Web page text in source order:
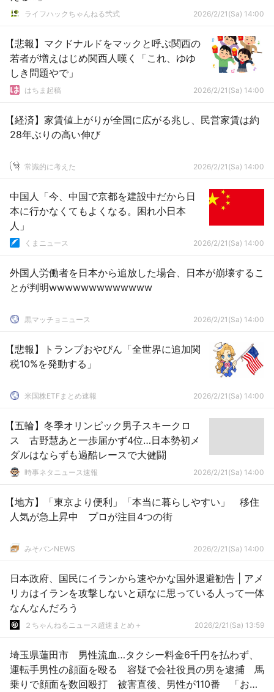
ライフハックちゃんねる弐式 2026/2/21(Sa) 14:00
【悲報】マクドナルドをマックと呼ぶ関西の
若者が増えはじめ関西人嘆く「これ、ゆゆ
しき問題やで」
はちま起稿 2026/2/21(Sa) 14:00
【経済】家賃値上がりが全国に広がる兆し、民営家賃は約
28年ぶりの高い伸び
常識的に考えた 2026/2/21(Sa) 14:00
中国人「今、中国で京都を建設中だから日
本に行かなくてもよくなる。困れ小日本
人」
くまニュース 2026/2/21(Sa) 14:00
外国人労働者を日本から追放した場合、日本が崩壊するこ
とが判明wwwwwwwwwwwww
黒マッチョニュース 2026/2/21(Sa) 14:00
【悲報】トランプおやびん「全世界に追加関
税10%を発動する」
米国株ETFまとめ速報 2026/2/21(Sa) 14:00
【五輪】冬季オリンピック男子スキークロ
ス 古野慧あと一歩届かず4位…日本勢初メ
ダルはならずも過酷レースで大健闘
時事ネタニュース速報 2026/2/21(Sa) 14:00
【地方】「東京より便利」「本当に暮らしやすい」 移住
人気が急上昇中 プロが注目4つの街
みそパンNEWS 2026/2/21(Sa) 14:00
日本政府、国民にイランから速やかな国外退避勧告 | アメ
リカはイランを攻撃しないと頑なに思っている人って一体
なんなんだろう
２ちゃんねるニュース超速まとめ＋ 2026/2/21(Sa) 13:59
埼玉県蓮田市 男性流血…タクシー料金6千円を払わず、
運転手男性の顔面を殴る 容疑で会社役員の男を逮捕 馬
乗りで顔面を数回殴打 被害直後、男性が110番 「お酒